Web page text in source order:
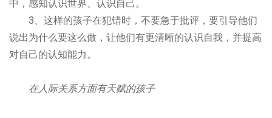
中，感知认识世界、认识自己。
3、这样的孩子在犯错时，不要急于批评，要引导他们
说出为什么要这么做，让他们有更清晰的认识自我，并提高
对自己的认知能力。
在人际关系方面有天赋的孩子